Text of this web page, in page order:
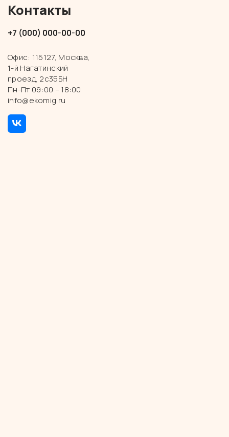
Контакты
+7 (000) 000-00-00
Офис: 115127, Москва,
1-й Нагатинский
проезд, 2с35БН
Пн-Пт 09:00 – 18:00
info@ekomig.ru